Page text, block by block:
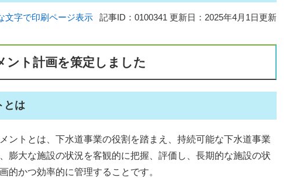
文字で印刷ページ表示 記事ID：0100341 更新日：2025年4月1日更新
ント計画を策定しました
とは
ントとは、下水道事業の役割を踏まえ、持続可能な下水道事業
膨大な施設の状況を客観的に把握、評価し、長期的な施設の状
的かつ効率的に管理することです。